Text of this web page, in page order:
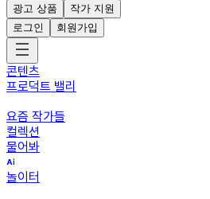
광고 상품
작가 지원
로그인
회원가입
콘텐츠
프로덕트 밸리
요즘 작가들
컬렉션
물어봐
놀이터